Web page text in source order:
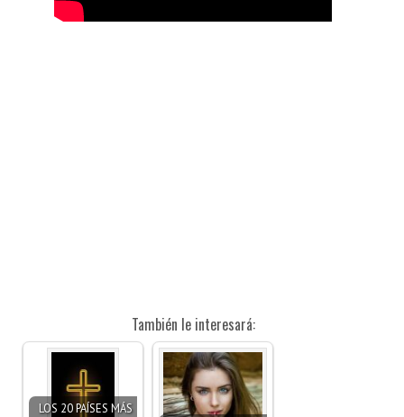
También le interesará:
LOS 20 PAÍSES MÁS